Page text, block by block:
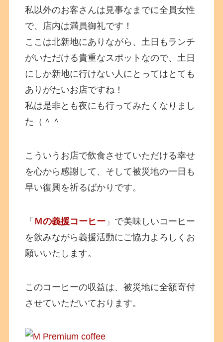
私以外のお客さんは見事なまでに全員女性
で、店内は満員御礼です！
ここは北新地にありながら、土日もランチ
がいただける貴重なスポットなので、土日
にしか新地に行けない人にとってはとても
ありがたいお店ですね！
私は是非とも夜にも行ってみたくなりまし
た（＾＾
こういうお店で飲食させていただける幸せ
を心から感謝して、そして被災地の一日も
早い復興を祈るばかりです。
「 Ｍの義援コーヒー 」で美味しいコーヒー
を飲みながら義援活動にご協力よろしくお
願いいたします。
このコーヒーの収益は、被災地に全額寄付
させていただいております。